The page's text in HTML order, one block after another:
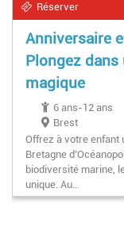
Réserver
Anniversaire
Plongez
magique
6 ans-12 ans
Brest
Offrez à votre enfant
Bretagne
biodiversité marine,
unique. Au…